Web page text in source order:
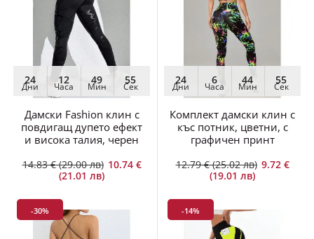
24
Дни
12
Часа
49
Мин
54
Сек
Дамски Fashion клин с
повдигащ дупето ефект
и висока талия, черен
14.83 € (29.00 лв) 10.74 €
(21.01 лв)
24
Дни
6
Часа
44
Мин
54
Сек
Комплект дамски клин с
къс потник, цветни, с
графичен принт
12.79 € (25.02 лв) 9.72 €
(19.01 лв)
-30% -14%